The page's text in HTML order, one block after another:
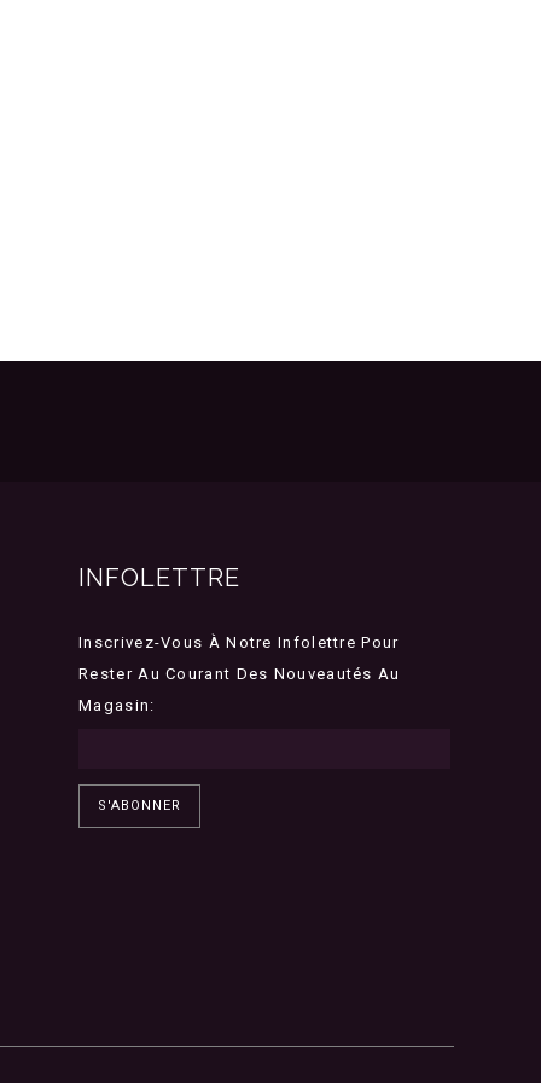
INFOLETTRE
Inscrivez-Vous À Notre Infolettre Pour
Rester Au Courant Des Nouveautés Au
Magasin:
S'ABONNER